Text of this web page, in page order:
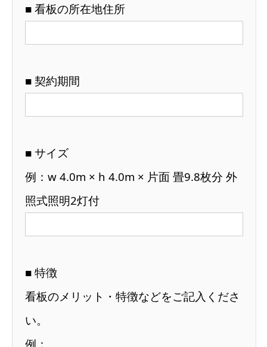
■ 看板の所在地住所
■ 契約期間
■ サイズ
例：w 4.0m × h 4.0m × 片面 畳9.8枚分 外
照式照明2灯付
■ 特徴
看板のメリット・特徴などをご記入くださ
い。
例：